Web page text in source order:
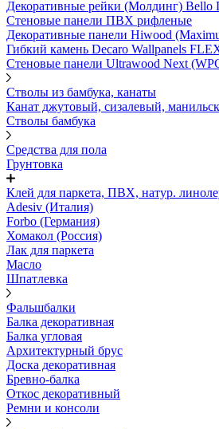
Декоративные рейки (Молдинг) Bello
Стеновые панели ПВХ рифленые
Декоративные панели Hiwood
Гибкий камень Decaro Wallpanels
Стеновые панели Ultrawood Next
Стволы из бамбука, канаты
Канат джутовый, сизалевый,
Стволы бамбука
Средства для пола
Грунтовка
Клей для паркета, ПВХ, натур.
Adesiv (Италия)
Forbo (Германия)
Хомакол (Россия)
Лак для паркета
Масло
Шпатлевка
Фальшбалки
Балка декоративная
Балка угловая
Архитектурный брус
Доска декоративная
Бревно-балка
Откос декоративный
Ремни и консоли